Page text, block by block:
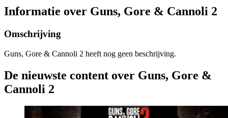
Informatie over Guns, Gore & Cannoli 2
Omschrijving
Guns, Gore & Cannoli 2 heeft nog geen beschrijving.
De nieuwste content over Guns, Gore &
Cannoli 2